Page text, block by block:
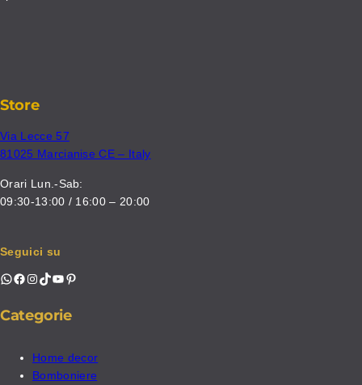
Store
Via Lecce 57
81025 Marcianise CE – Italy
Orari Lun.-Sab:
09:30-13:00 / 16:00 – 20:00
Seguici su
WhatsApp Facebook Instagram TikTok YouTube Pinterest
Categorie
Home decor
Bomboniere